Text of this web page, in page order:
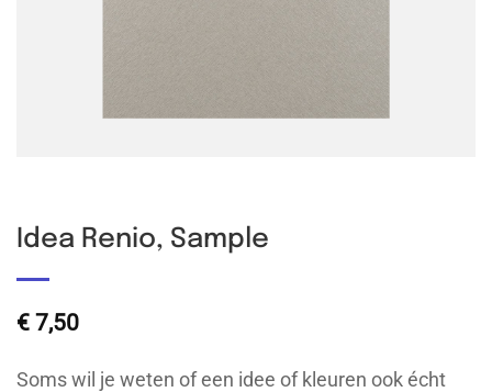
Idea Renio, Sample
€ 7,50
Soms wil je weten of een idee of kleuren ook écht